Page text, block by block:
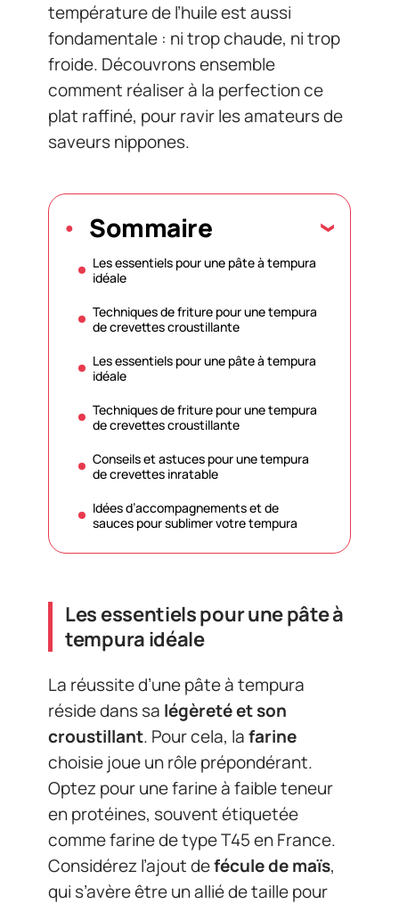
température de l’huile est aussi
fondamentale : ni trop chaude, ni trop
froide. Découvrons ensemble
comment réaliser à la perfection ce
plat raffiné, pour ravir les amateurs de
saveurs nippones.
Sommaire
Les essentiels pour une pâte à tempura
idéale
Techniques de friture pour une tempura
de crevettes croustillante
Les essentiels pour une pâte à tempura
idéale
Techniques de friture pour une tempura
de crevettes croustillante
Conseils et astuces pour une tempura
de crevettes inratable
Idées d’accompagnements et de
sauces pour sublimer votre tempura
Les essentiels pour une pâte à
tempura idéale
La réussite d’une pâte à tempura
réside dans sa légèreté et son
croustillant. Pour cela, lafarine
choisie joue un rôle prépondérant.
Optez pour une farine à faible teneur
en protéines, souvent étiquetée
comme farine de type T45 en France.
Considérez l’ajout defécule de maïs,
qui s’avère être un allié de taille pour